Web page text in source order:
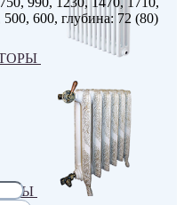
600, глубина: 72 (80)